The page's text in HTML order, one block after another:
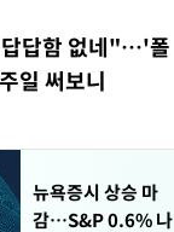
답함 없네"…'폴
일 써보니
뉴욕증시 상승 마
감…S&P 0.6% 나